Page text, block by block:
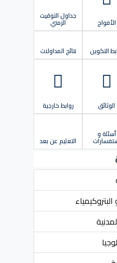
الأفواج
جداول التوقيت
الزمني
التكوين نتائج المداولات
الوثائق روابط خارجية
أسئلة و
التعليم عن بعد